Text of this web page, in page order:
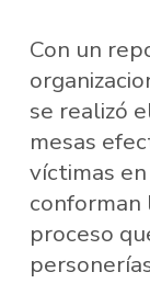
Con un
se realizó
mesas
víctimas
conforman
proceso